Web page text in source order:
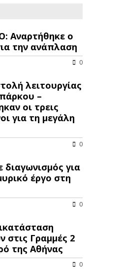
Αναρτήθηκε ο
την ανάπλαση
0
λειτουργίας
–
οι τρεις
για τη μεγάλη
0
για
έργο στη
0
στις Γραμμές 2
της Αθήνας
0